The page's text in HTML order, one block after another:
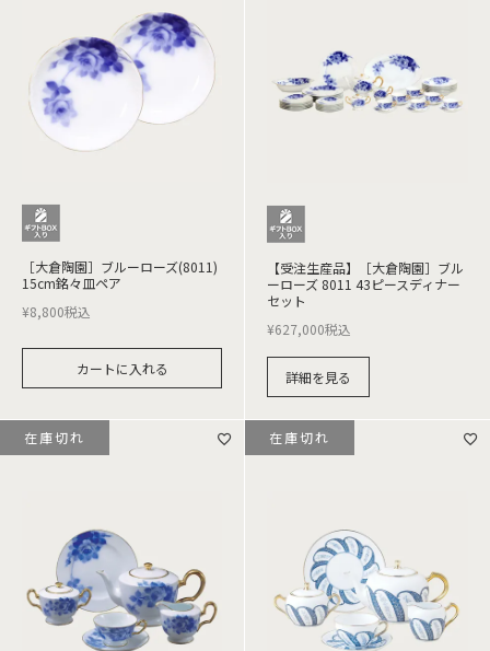
［大倉陶園］ブルーローズ(8011)
15cm銘々皿ペア
¥8,800税込
カートに入れる
【受注生産品】［大倉陶園］ブル
ーローズ 8011 43ピースディナー
セット
¥627,000税込
詳細を見る
在庫切れ 在庫切れ